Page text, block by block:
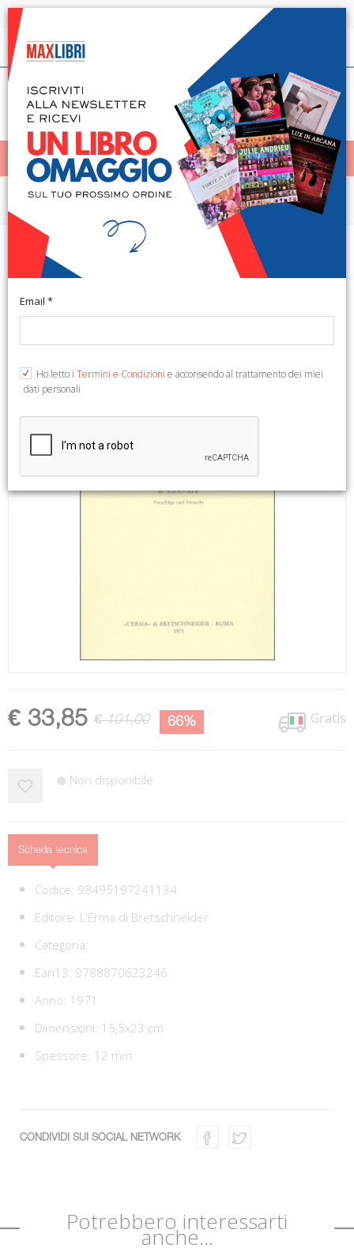
Spedizione in 24h per tutti i libri disponibili
Italiano
< Home
MENÙ
Die Annalistik von Livius B. XXXI-
XLV (1913)
€ 33,85 € 101,00 66% Gratis
Non disponibile
Scheda tecnica
Codice: 98495197241134
Editore: L'Erma di Bretschneider
Categoria:
Ean13: 9788870623246
Anno: 1971
Dimensioni: 15,5x23 cm
Spessore: 12 mm
CONDIVIDI SUI SOCIAL NETWORK
Potrebbero interessarti
anche...
Email *
Ho letto i Termini e Condizioni e acconsendo al trattamento dei miei
dati personali